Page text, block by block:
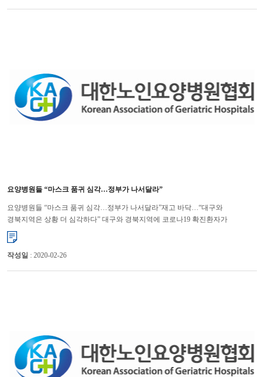
요양병원들 “마스크 품귀 심각…정부가 나서달라”
요양병원들 “마스크 품귀 심각…정부가 나서달라”재고 바닥…“대구와
경북지역은 상황 더 심각하다” 대구와 경북지역에 코로나19 확진환자가
집중적으로 발생하고 있는 상황에서 의료기관들은 마스크를 구할 수 없어 ...
작성일 : 2020-02-26